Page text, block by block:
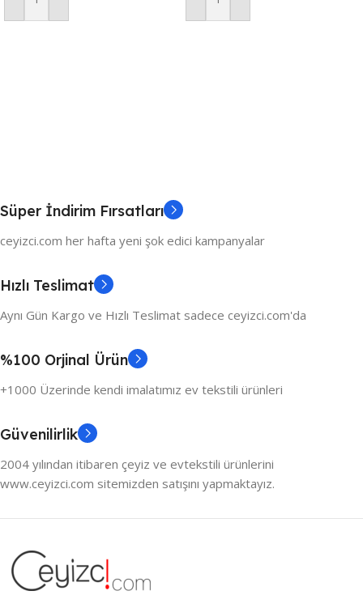
Sepete Ekle Sepete Ekle
Süper İndirim Fırsatları
ceyizci.com her hafta yeni şok edici kampanyalar
Hızlı Teslimat
Aynı Gün Kargo ve Hızlı Teslimat sadece ceyizci.com'da
%100 Orjinal Ürün
+1000 Üzerinde kendi imalatımız ev tekstili ürünleri
Güvenilirlik
2004 yılından itibaren çeyiz ve evtekstili ürünlerini
www.ceyizci.com sitemizden satışını yapmaktayız.